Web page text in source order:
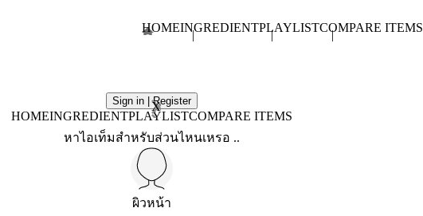
HOMEINGREDIENTPLAYLISTCOMPARE ITEMS
Sign in | Register
X
HOMEINGREDIENTPLAYLISTCOMPARE ITEMS
หาไอเท็มสำหรับส่วนไหนเหรอ ..
ผิวหน้า